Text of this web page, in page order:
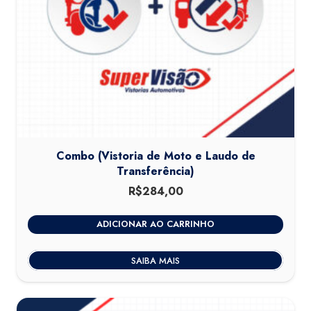
Combo (Vistoria de Moto e Laudo de
Transferência)
R$284,00
ADICIONAR AO CARRINHO
SAIBA MAIS